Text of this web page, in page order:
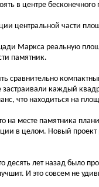
в центре
центральной части
Маркса реальную
памятник.
сравнительно
каждый
что находиться на
месте памятника
в целом. Новый проект
десять лет назад было
И это совсем не